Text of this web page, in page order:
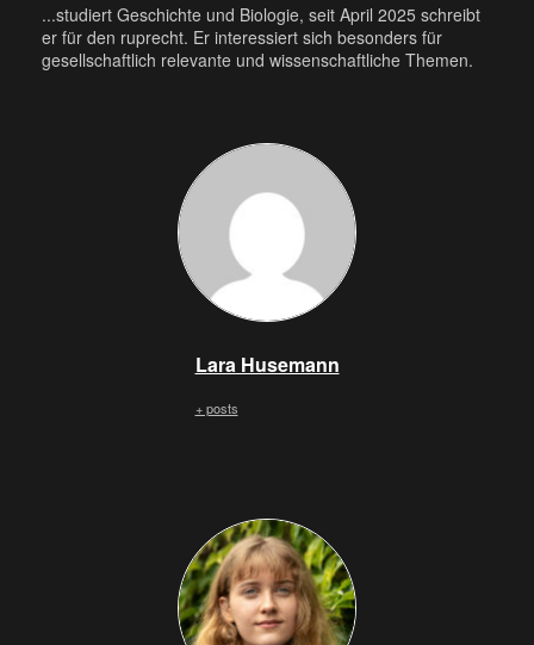
...studiert Geschichte und Biologie, seit April 2025 schreibt
er für den ruprecht. Er interessiert sich besonders für
gesellschaftlich relevante und wissenschaftliche Themen.
Lara Husemann
+ posts